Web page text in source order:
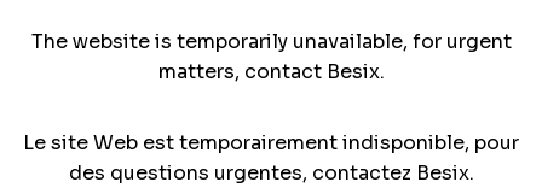
The website is temporarily unavailable, for urgent
matters, contact Besix.
Le site Web est temporairement indisponible, pour
des questions urgentes, contactez Besix.